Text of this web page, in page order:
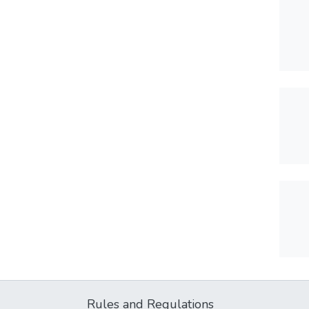
Rules and Regulations